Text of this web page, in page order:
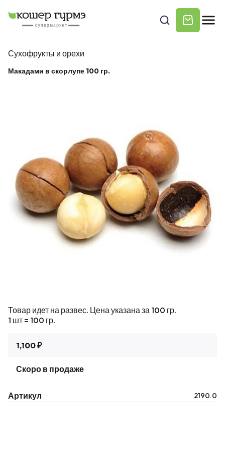
Сухофрукты и орехи
Макадами в скорлупе 100 гр.
Товар идет на развес. Цена указана за 100 гр.
1 шт = 100 гр.
1,100 ₽
Скоро в продаже
Артикул 2190.0